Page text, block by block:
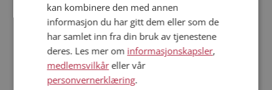
Dating på mobilen
Dating på Møteplassen
Nettdatingtips
Match Making på Møteplassen
Single synes
kan kombinere den med annen
informasjon du har gitt dem eller som de
har samlet inn fra din bruk av tjenestene
deres. Les mer om informasjonskapsler,
medlemsvilkåreller vår
personvernerklæring.